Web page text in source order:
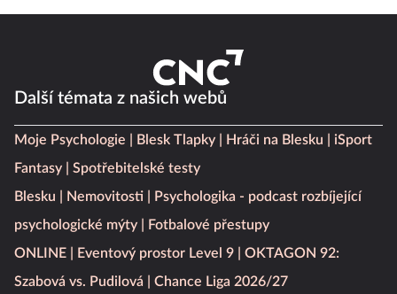
Další témata z našich webů
Moje Psychologie Blesk Tlapky Hráči na Blesku
iSport
Fantasy
Spotřebitelské testy
Blesku
Nemovitosti
Psychologika - podcast rozbíjející
psychologické mýty
Fotbalové přestupy
ONLINE
Eventový prostor Level 9
OKTAGON 92:
Szabová vs. Pudilová
Chance Liga 2026/27